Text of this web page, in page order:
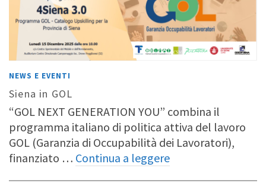
NEWS E EVENTI
Siena in GOL
“GOL NEXT GENERATION YOU” combina il
programma italiano di politica attiva del lavoro
GOL (Garanzia di Occupabilità dei Lavoratori),
finanziato … Continua a leggere